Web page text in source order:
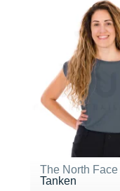
The North Face
Tanken